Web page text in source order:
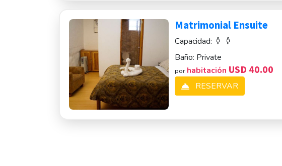
Matrimonial Ensuite
Capacidad:
Baño: Private
por habitación USD 40.00
RESERVAR